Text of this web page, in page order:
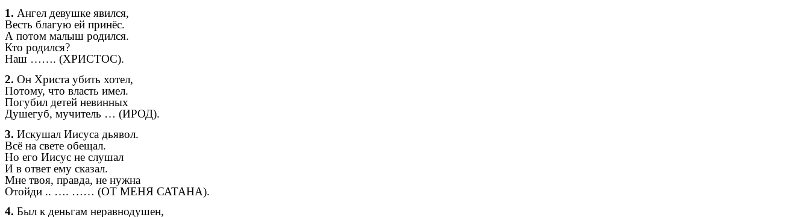
1. Ангел девушке явился,
Весть благую ей принёс.
А потом малыш родился.
Кто родился?
Наш ……. (ХРИСТОС).
2. Он Христа убить хотел,
Потому, что власть имел.
Погубил детей невинных
Душегуб, мучитель … (ИРОД).
3. Искушал Иисуса дьявол.
Всё на свете обещал.
Но его Иисус не слушал
И в ответ ему сказал.
Мне твоя, правда, не нужна
Отойди .. …. …… (ОТ МЕНЯ САТАНА).
4. Был к деньгам неравнодушен,